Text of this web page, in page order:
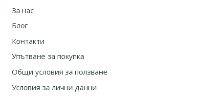
За нас
Блог
Контакти
Упътване за покупка
Общи условия за ползване
Условия за лични данни